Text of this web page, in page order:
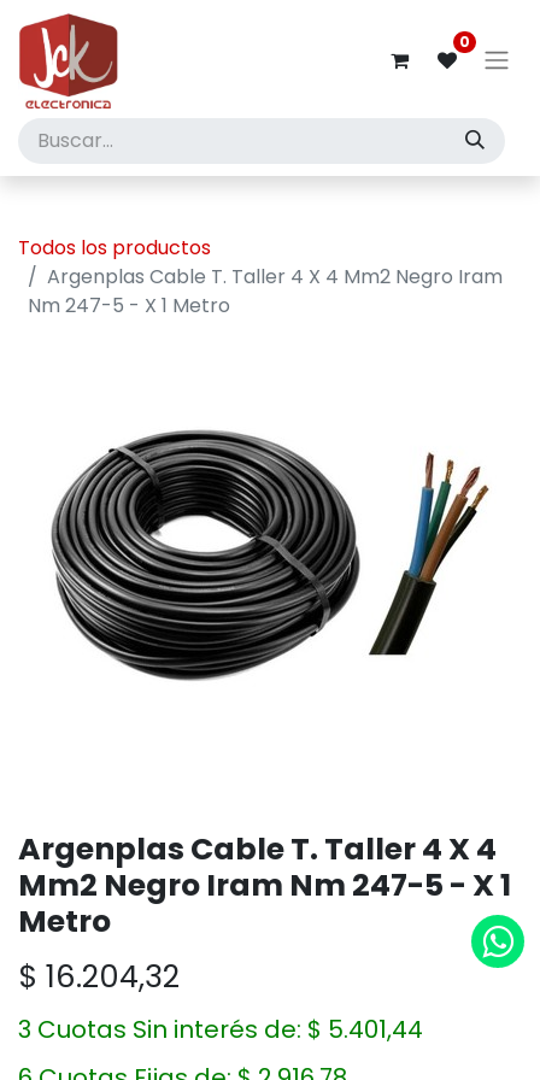
0
Todos los productos
Argenplas Cable T. Taller 4 X 4 Mm2 Negro Iram
Nm 247-5 - X 1 Metro
Argenplas Cable T. Taller 4 X 4
Mm2 Negro Iram Nm 247-5 - X 1
Metro
$ 16.204,32
3 Cuotas Sin interés de: $ 5.401,44